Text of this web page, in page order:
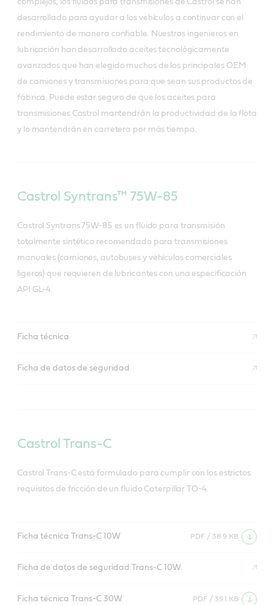
desarrollado para ayudar a los vehículos a continuar con el
rendimiento de manera confiable. Nuestros ingenieros en
lubricación han desarrollado aceites tecnológicamente
avanzados que han elegido muchos de los principales OEM
de camiones y transmisiones para que sean sus productos de
fábrica. Puede estar seguro de que los aceites para
transmisiones Castrol mantendrán la productividad de la flota
y lo mantendrán en carretera por más tiempo.
Castrol Syntrans™ 75W-85
Castrol Syntrans 75W-85 es un fluido para transmisión
totalmente sintético recomendado para transmisiones
manuales (camiones, autobuses y vehículos comerciales
ligeros) que requieren de lubricantes con una especificación
API GL-4.
Ficha técnica
Ficha de datos de seguridad
Castrol Trans-C
Castrol Trans-C está formulado para cumplir con los estrictos
requisitos de fricción de un fluido Caterpillar TO-4.
Ficha técnica Trans-C 10W PDF / 38.9 KB
Ficha de datos de seguridad Trans-C 10W
Ficha técnica Trans-C 30W PDF / 39.1 KB